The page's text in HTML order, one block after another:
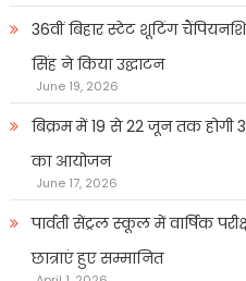
36वीं बिहार स्टेट शूटिंग
सिंह ने किया उद्घाटन
June 19, 2026
बिक्रम में 19 से 22 जून तक होगी
का आयोजन
June 17, 2026
पार्वती सेंट्रल स्कूल में वार्षिक
छात्राएं हुए सम्मानित